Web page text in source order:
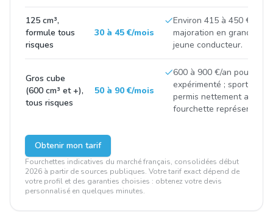
125 cm³,
formule tous
risques
30 à 45 €/mois
Environ 415 à 450 €/an
majoration en grande
jeune conducteur.
Gros cube
(600 cm³ et +),
tous risques
50 à 90 €/mois
600 à 900 €/an pour un
expérimenté ; sportives
permis nettement au-
fourchette
Obtenir mon tarif
Fourchettes indicatives du marché français, consolidées début
2026 à partir de sources publiques. Votre tarif exact dépend de
votre profil et des garanties choisies : obtenez votre devis
personnalisé en quelques minutes.